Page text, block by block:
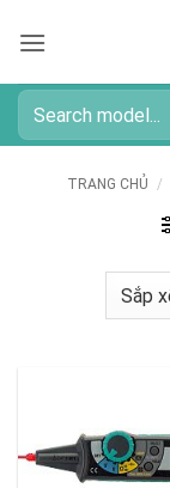
qua
dung
Tìm
kiếm:
TRANG CHỦ /